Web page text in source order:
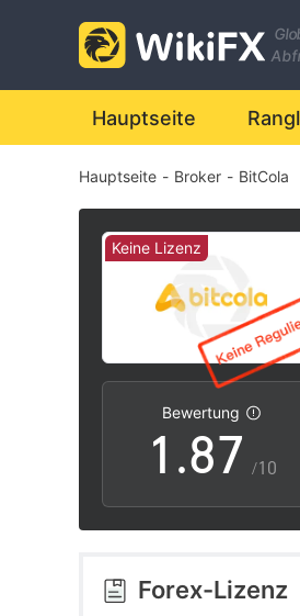
Hauptseite
Hauptseite - Broker - BitCola
Keine Lizenz
Bewertung
0
1
2
3
.
2
3
4
5
6
7
8
9
1
2
3
5
6
7
8
9
/10
Forex-Lizenz